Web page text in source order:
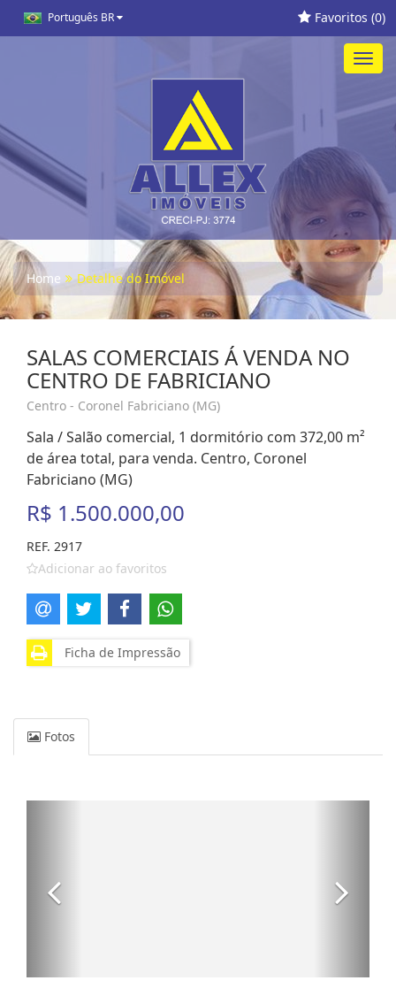
Português BR Favoritos (0)
Home Detalhe do Imóvel
SALAS COMERCIAIS Á VENDA NO
CENTRO DE FABRICIANO
Centro - Coronel Fabriciano (MG)
Sala / Salão comercial, 1 dormitório com 372,00 m²
de área total, para venda. Centro, Coronel
Fabriciano (MG)
R$ 1.500.000,00
REF. 2917
Adicionar ao favoritos
Ficha de Impressão
Fotos